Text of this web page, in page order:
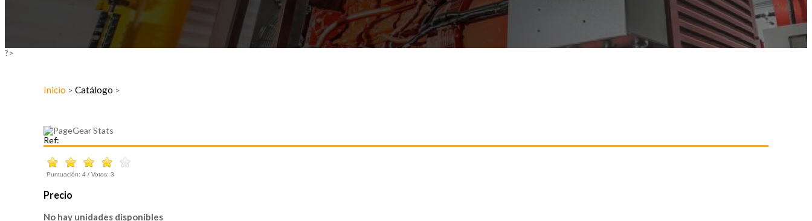
?>
Inicio > Catálogo >
Ref:
Puntuación: 4 / Votos: 3
Precio
No hay unidades disponibles